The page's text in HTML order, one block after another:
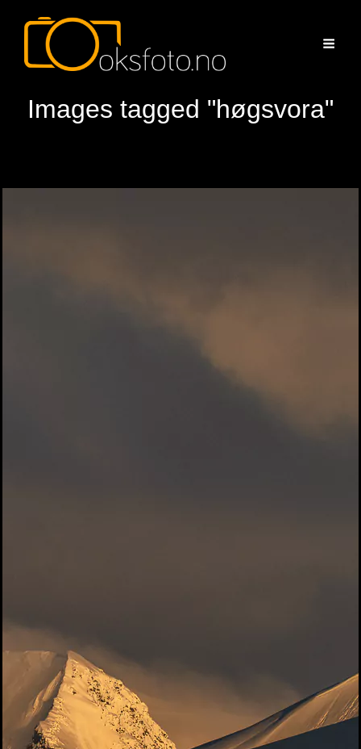
Images tagged "høgsvora"